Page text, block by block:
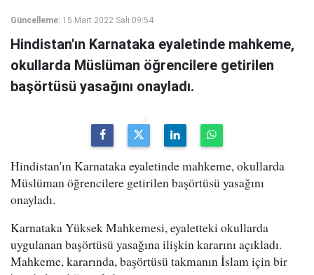
Güncelleme: 15 Mart 2022 Salı 09:54
Hindistan'ın Karnataka eyaletinde mahkeme,
okullarda Müslüman öğrencilere getirilen
başörtüsü yasağını onayladı.
Hindistan'ın Karnataka eyaletinde mahkeme, okullarda
Müslüman öğrencilere getirilen başörtüsü yasağını
onayladı.
Karnataka Yüksek Mahkemesi, eyaletteki okullarda
uygulanan başörtüsü yasağına ilişkin kararını açıkladı.
Mahkeme, kararında, başörtüsü takmanın İslam için bir